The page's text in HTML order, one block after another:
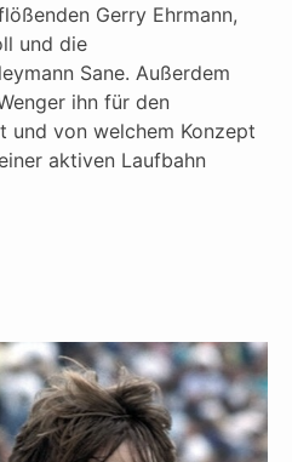
Gerry Ehrmann,
und die
Sane. Außerdem
ihn für den
und von welchem Konzept
aktiven Laufbahn